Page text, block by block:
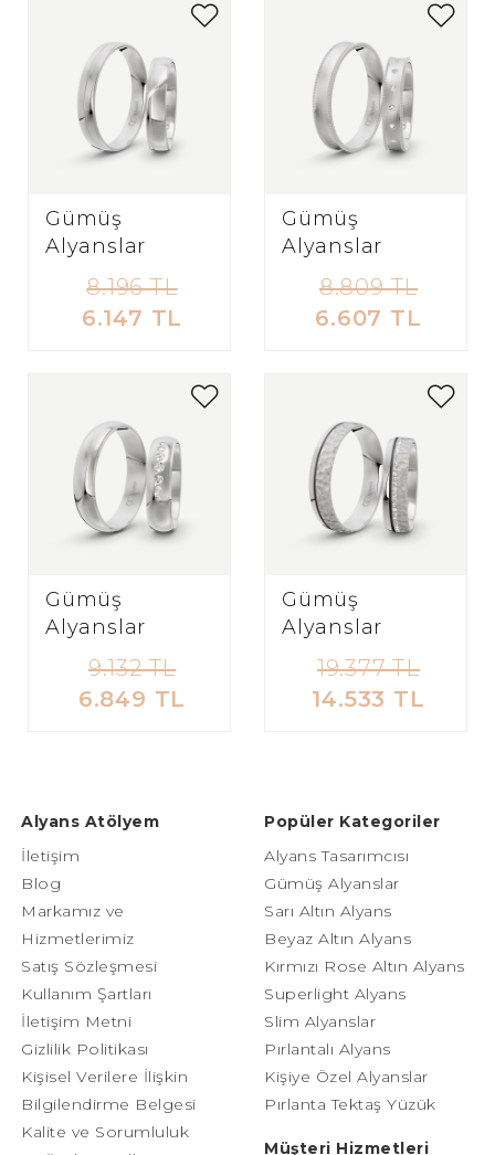
Gümüş
Alyanslar
8.196 TL
6.147 TL
Gümüş
Alyanslar
8.809 TL
6.607 TL
Gümüş
Alyanslar
9.132 TL
6.849 TL
Gümüş
Alyanslar
19.377 TL
14.533 TL
Alyans Atölyem
İletişim
Blog
Markamız ve
Hizmetlerimiz
Satış Sözleşmesi
Kullanım Şartları
İletişim Metni
Gizlilik Politikası
Kişisel Verilere İlişkin
Bilgilendirme Belgesi
Kalite ve Sorumluluk
Popüler Kategoriler
Alyans Tasarımcısı
Gümüş Alyanslar
Sarı Altın Alyans
Beyaz Altın Alyans
Kırmızı Rose Altın Alyans
Superlight Alyans
Slim Alyanslar
Pırlantalı Alyans
Kişiye Özel Alyanslar
Pırlanta Tektaş Yüzük
Müşteri Hizmetleri